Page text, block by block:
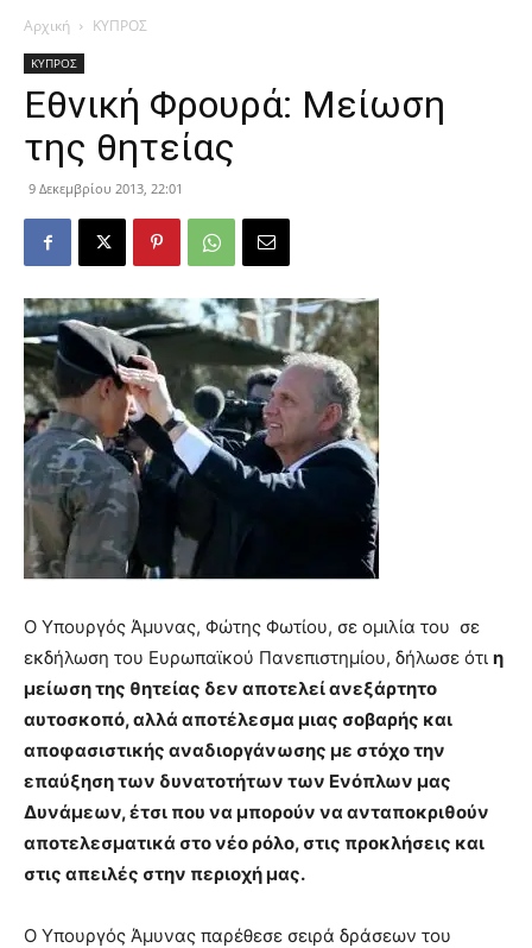
Αρχική ΚΥΠΡΟΣ
ΚΥΠΡΟΣ
Εθνική Φρουρά: Μείωση
της θητείας
9 Δεκεμβρίου 2013, 22:01
Ο Υπουργός Άμυνας, Φώτης Φωτίου, σε ομιλία του σε
εκδήλωση του Ευρωπαϊκού Πανεπιστημίου, δήλωσε ότι η
μείωση της θητείας δεν αποτελεί ανεξάρτητο
αυτοσκοπό, αλλά αποτέλεσμα μιας σοβαρής και
αποφασιστικής αναδιοργάνωσης με στόχο την
επαύξηση των δυνατοτήτων των Ενόπλων μας
Δυνάμεων, έτσι που να μπορούν να ανταποκριθούν
αποτελεσματικά στο νέο ρόλο, στις προκλήσεις και
στις απειλές στην περιοχή μας.
Ο Υπουργός Άμυνας παρέθεσε σειρά δράσεων του